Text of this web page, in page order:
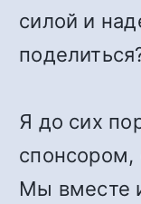
силой и
Я до сих
спонсором,
Мы вместе